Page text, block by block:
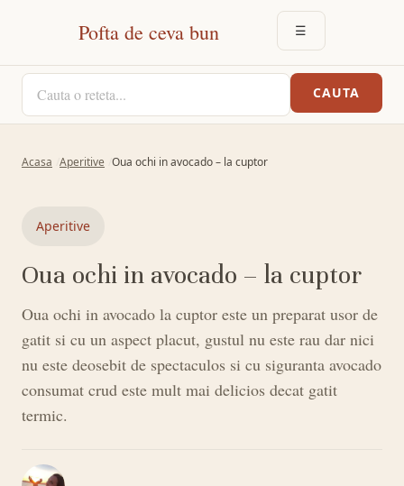
Pofta de ceva bun ☰DESCHIDE
CAUTA O RETETA
CAUTA
Acasa Aperitive Oua ochi in avocado – la cuptor
Aperitive
Oua ochi in avocado – la cuptor
Oua ochi in avocado la cuptor este un preparat usor de
gatit si cu un aspect placut, gustul nu este rau dar nici
nu este deosebit de spectaculos si cu siguranta avocado
consumat crud este mult mai delicios decat gatit
termic.